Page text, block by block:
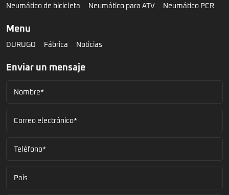
Neumático de bicicleta
Neumático para ATV Neumático PCR
Menu
DURUGO Fábrica Noticias
Enviar un mensaje
Nombre*
Correo electrónico*
Teléfono*
País